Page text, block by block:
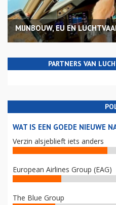
MIJNBOUW, EU EN
PARTNERS VAN
WAT IS EEN GOEDE NIEUWE
Verzin alsjeblieft iets anders
European Airlines Group (EAG)
The Blue Group